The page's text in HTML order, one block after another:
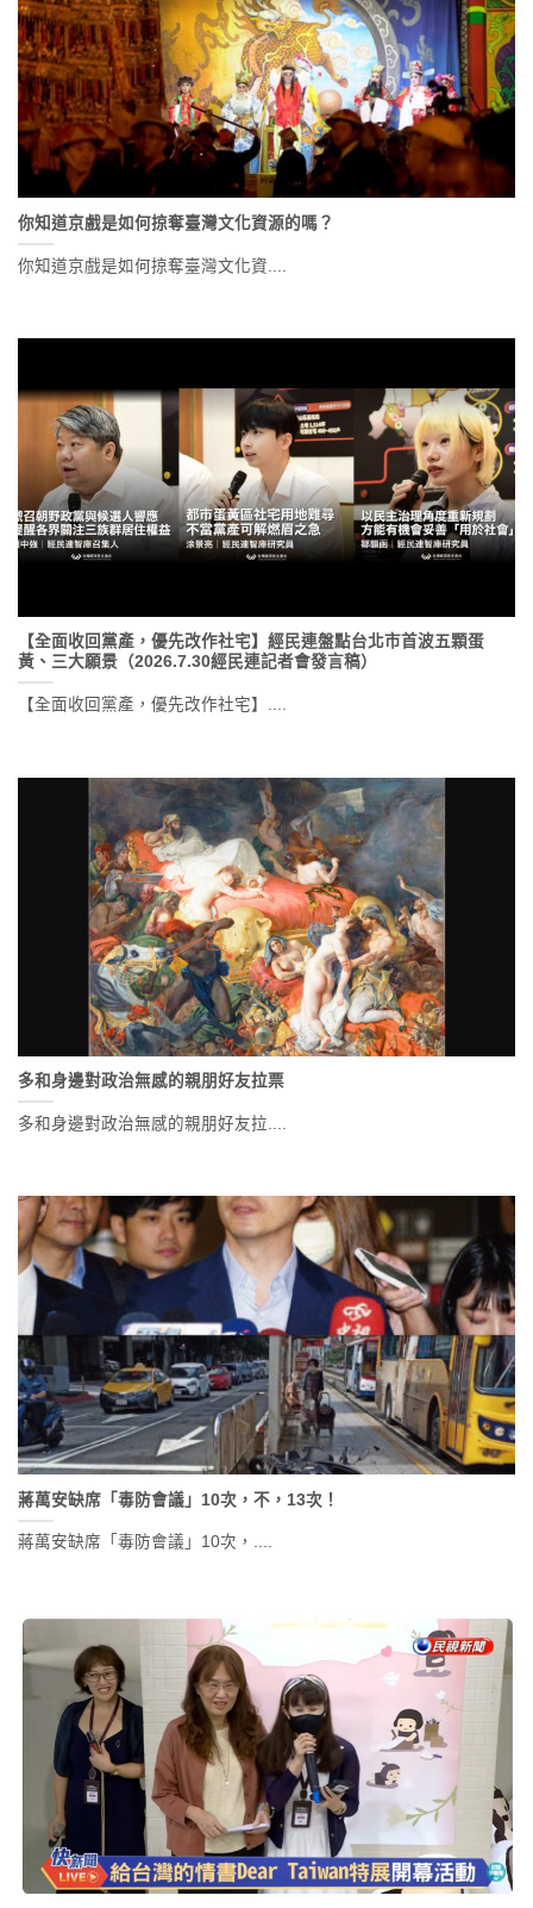
你知道京戲是如何掠奪臺灣文化資源的嗎？
你知道京戲是如何掠奪臺灣文化資....
【全面收回黨產，優先改作社宅】經民連盤點台北市首波五顆蛋
黃、三大願景（2026.7.30經民連記者會發言稿）
【全面收回黨產，優先改作社宅】....
多和身邊對政治無感的親朋好友拉票
多和身邊對政治無感的親朋好友拉....
蔣萬安缺席「毒防會議」10次，不，13次！
蔣萬安缺席「毒防會議」10次，....